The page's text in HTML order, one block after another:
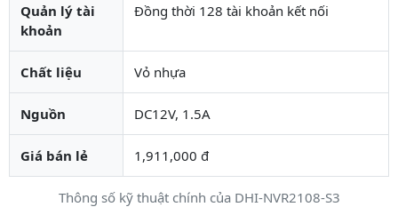
Thông số kỹ thuật chính của DHI-NVR2108-S3
Quản lý tài
khoản
Đồng thời 128 tài khoản kết nối
Chất liệu Vỏ nhựa
Nguồn DC12V, 1.5A
Giá bán lẻ 1,911,000 đ